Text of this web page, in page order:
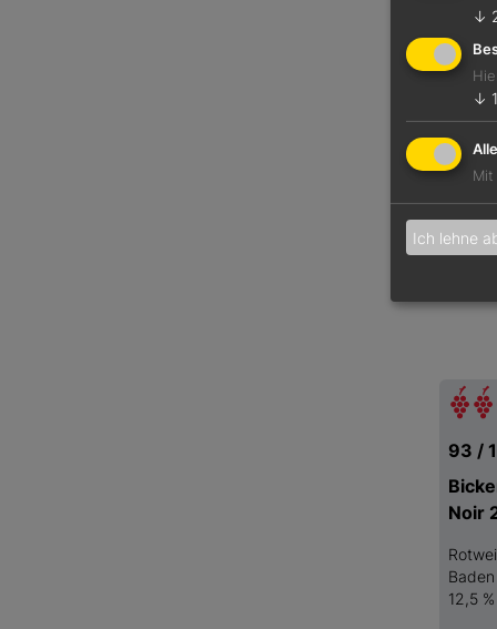
93 /
Noir
Baden
12,5 %
↓
↓ 1
Ich lehne